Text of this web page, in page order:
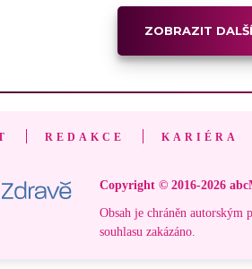
ZOBRAZIT
REDAKCE KARIÉRA
Copyright © 2016-2026
Obsah je chráněn autorským
souhlasu zakázáno.